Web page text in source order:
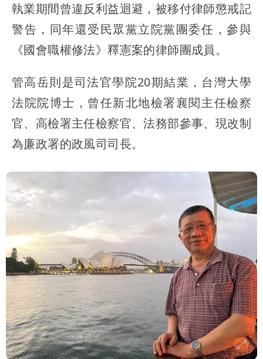
執業期間曾違反利益迴避，被移付律師懲戒記
警告，同年還受民眾黨立院黨團委任，參與
《國會職權修法》釋憲案的律師團成員。
管高岳則是司法官學院20期結業，台灣大學
法院院博士，曾任新北地檢署襄閱主任檢察
官、高檢署主任檢察官、法務部參事、現改制
為廉政署的政風司司長。